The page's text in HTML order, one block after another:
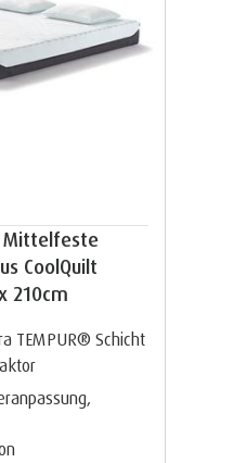
Mittelfeste
CoolQuilt
210cm
TEMPUR® Schicht